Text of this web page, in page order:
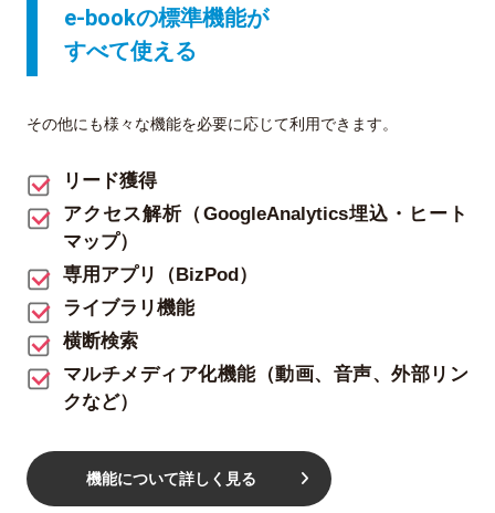
e-bookの標準機能が
すべて使える
その他にも様々な機能を必要に応じて利用できます。
リード獲得
アクセス解析（GoogleAnalytics埋込・ヒート
マップ）
専用アプリ（BizPod）
ライブラリ機能
横断検索
マルチメディア化機能（動画、音声、外部リン
クなど）
機能について詳しく見る